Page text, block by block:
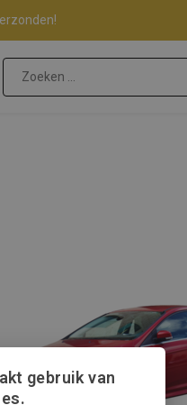
gebruik van